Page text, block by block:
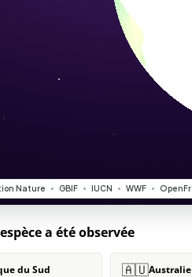
a été observée
du Sud 🇦🇺Australie